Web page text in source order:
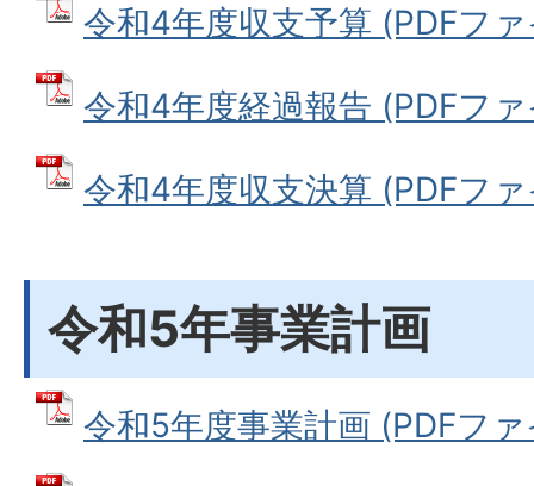
令和4年度収支予算 (PDFフ
令和4年度経過報告 (PDFフ
令和4年度収支決算 (PDFフ
令和5年事業計画
令和5年度事業計画 (PDFフ